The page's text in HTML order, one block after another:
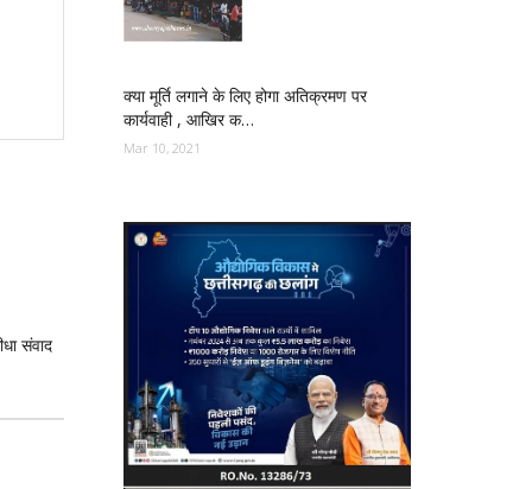
संवाद
क्या मूर्ति लगाने के लिए होगा अतिक्रमण पर
कार्यवाही , आखिर क…
Mar 10, 2021